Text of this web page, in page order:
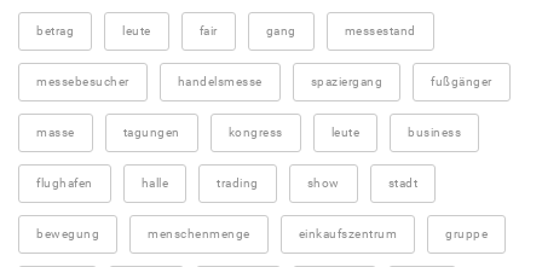
betrag leute fair gang messestand
messebesucher handelsmesse spaziergang fußgänger
masse tagungen kongress leute business
flughafen halle trading show stadt
bewegung menschenmenge einkaufszentrum gruppe